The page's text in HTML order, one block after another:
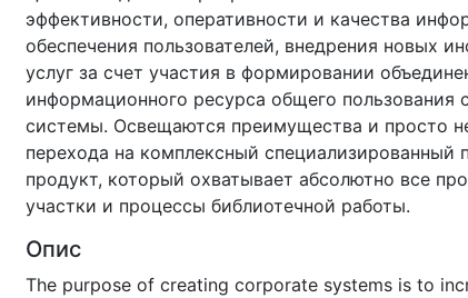
эффективности, оперативности и качества
обеспечения пользователей, внедрения новых
услуг за счет участия в формировании
информационного ресурса общего пользования
системы. Освещаются преимущества и просто
перехода на комплексный специализированный
продукт, который охватывает абсолютно все
участки и процессы библиотечной работы.
Опис
The purpose of creating corporate systems is to